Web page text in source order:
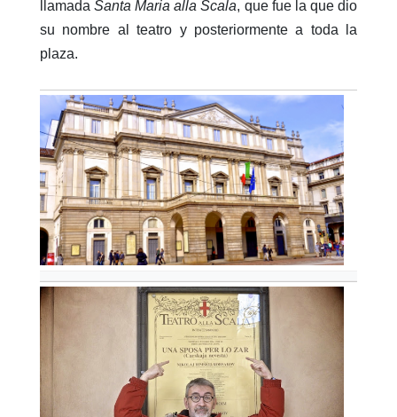
llamadaSanta Maria alla Scala, que fue la que dio
su nombre al teatro y posteriormente a toda la
plaza.